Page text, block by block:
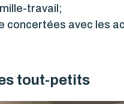
travail;
concertées avec les
tout-petits